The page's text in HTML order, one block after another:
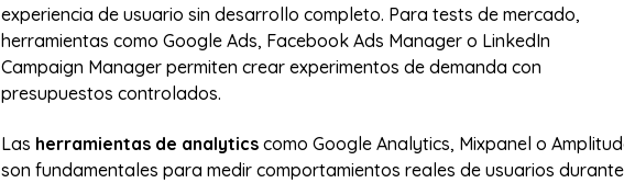
experiencia de usuario sin desarrollo completo. Para tests de mercado,
herramientas como Google Ads, Facebook Ads Manager o LinkedIn
Campaign Manager permiten crear experimentos de demanda con
presupuestos controlados.
Las herramientas de analytics como Google Analytics, Mixpanel o
son fundamentales para medir comportamientos reales de usuarios durante